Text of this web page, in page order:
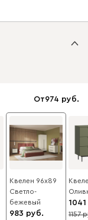
От974
Квелен 96x89
Светло-
бежевый
983
1041
10
1157